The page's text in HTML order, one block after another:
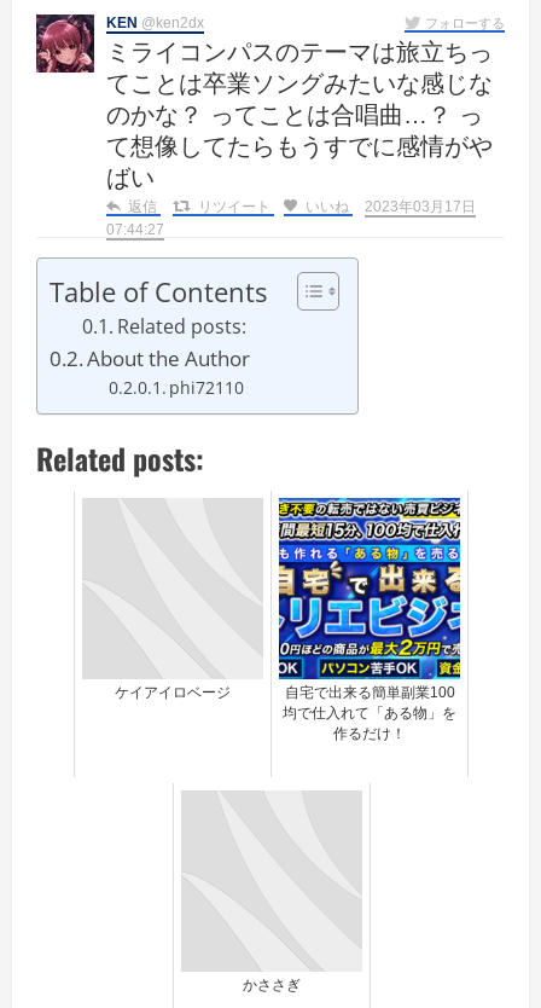
KEN @ken2dx フォローする
ミライコンパスのテーマは旅立ちっ
てことは卒業ソングみたいな感じな
のかな？ ってことは合唱曲…？ っ
て想像してたらもうすでに感情がや
ばい
返信 リツイート いいね
2023年03月17日
07:44:27
Table of Contents
Related posts:
About the Author
phi72110
Related posts:
ケイアイロベージ
自宅で出来る簡単副業100
均で仕入れて「ある物」を
作るだけ！
かささぎ